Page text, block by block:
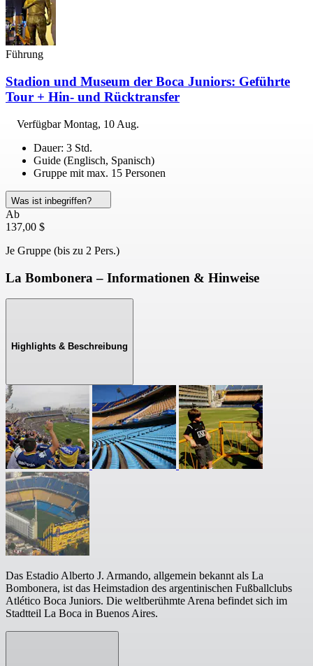
Führung
Stadion und Museum der Boca Juniors: Geführte
Tour + Hin- und Rücktransfer
VerfügbarMontag, 10 Aug.
Dauer: 3 Std.
Guide (Englisch, Spanisch)
Gruppe mit max. 15 Personen
Was ist inbegriffen?
Ab
137,00 $
Je Gruppe (bis zu 2 Pers.)
La Bombonera – Informationen & Hinweise
Highlights & Beschreibung
Das Estadio Alberto J. Armando, allgemein bekannt als La
Bombonera, ist das Heimstadion des argentinischen Fußballclubs
Atlético Boca Juniors. Die weltberühmte Arena befindet sich im
Stadtteil La Boca in Buenos Aires.